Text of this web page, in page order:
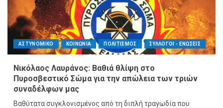
ΑΣΤΥΝΟΜΙΚΟ ΚΟΙΝΩΝΙΑ ΠΟΛΙΤΙΣΜΟΣ ΣΥΛΛΟΓΟΙ - ΕΝΩΣΕΙΣ
Νικόλαος Λαυράνος: Βαθιά θλίψη στο
Πυροσβεστικό Σώμα για την απώλεια των τριών
συναδέλφων μας
Βαθύτατα συγκλονισμένος από τη διπλή τραγωδία που